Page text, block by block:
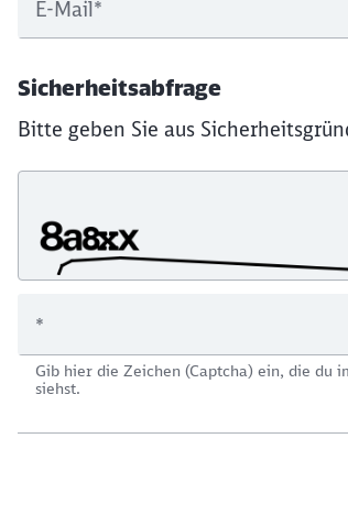
E-Mail*
Sicherheitsabfrage
Bitte geben Sie aus
*
Gib hier die Zeichen (Captcha) ein, die du
siehst.